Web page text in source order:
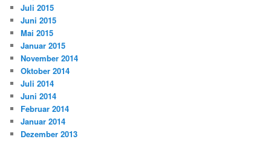
Juli 2015
Juni 2015
Mai 2015
Januar 2015
November 2014
Oktober 2014
Juli 2014
Juni 2014
Februar 2014
Januar 2014
Dezember 2013